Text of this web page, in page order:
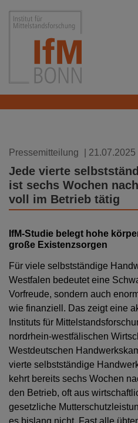
Institut für
Pressemitteilung | 21.07.2025
Jede vierte
ist sechs Wochen
voll im Betrieb tätig
IfM-Studie belegt hohe
große Existenzsorgen
Für viele selbstständige
Westfalen bedeutet eine
Vorfreude, sondern auch
wie finanziell. Das zeigt eine
Instituts für
nordrhein-westfälischen
Westdeutschen
vierte selbstständige
kehrt bereits sechs Wochen
den Betrieb, oft aus
gesetzliche
es bislang nicht. Fast alle